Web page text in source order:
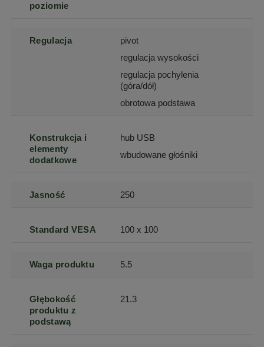
poziomie
Regulacja
pivot
regulacja wysokości
regulacja pochylenia
(góra/dół)
obrotowa podstawa
Konstrukcja i
elementy
dodatkowe
hub USB
wbudowane głośniki
Jasność 250
Standard VESA 100 x 100
Waga produktu 5.5
Głębokość
produktu z
podstawą
21.3